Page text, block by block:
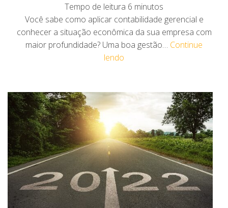
Tempo de leitura 6 minutos
Você sabe como aplicar contabilidade gerencial e
conhecer a situação econômica da sua empresa com
maior profundidade? Uma boa gestão… Continue
lendo